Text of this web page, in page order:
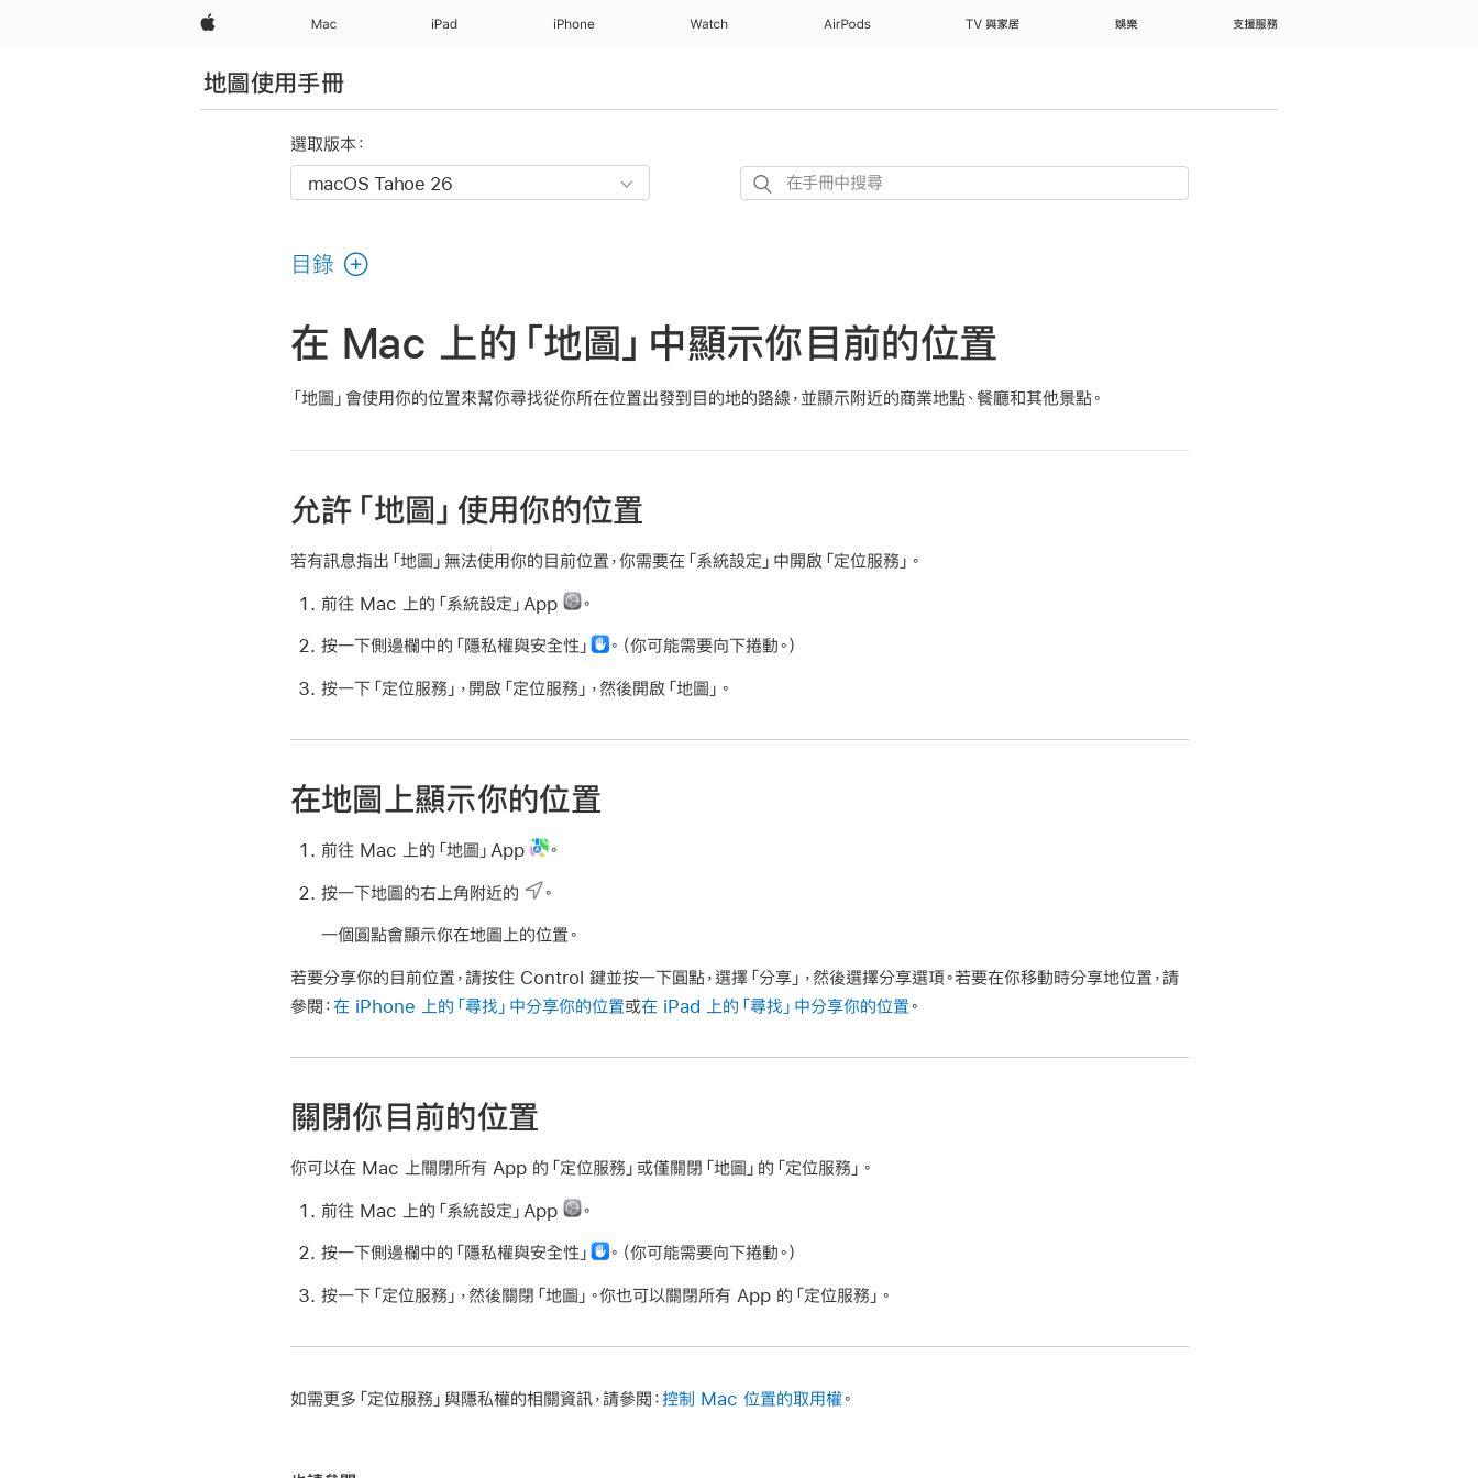
Apple Mac iPad iPhone Watch AirPods TV 與家居 娛樂 支援服務
地圖使用手冊
選取版本：
在
尋
目錄
在 Mac 上的「地圖」中顯示你目前的位置
「地圖」會使用你的位置來幫你尋找從你所在位置出發到目的地的路線，並顯示附近的商業地點、餐廳和其他景點。
允許「地圖」使用你的位置
若有訊息指出「地圖」無法使用你的目前位置，你需要在「系統設定」中開啟「定位服務」。
前往 Mac 上的「系統設定」App 。
按一下側邊欄中的「隱私權與安全性」 。（你可能需要向下捲動。）
按一下「定位服務」，開啟「定位服務」，然後開啟「地圖」。
在地圖上顯示你的位置
前往 Mac 上的「地圖」App 。
按一下地圖的右上角附近的 。
一個圓點會顯示你在地圖上的位置。
若要分享你的目前位置，請按住 Control 鍵並按一下圓點，選擇「分享」，然後選擇分享選項。若要在你移動時分享地位置，請
參閱：在 iPhone 上的「尋找」中分享你的位置或在 iPad 上的「尋找」中分享你的位置。
關閉你目前的位置
你可以在 Mac 上關閉所有 App 的「定位服務」或僅關閉「地圖」的「定位服務」。
前往 Mac 上的「系統設定」App 。
按一下側邊欄中的「隱私權與安全性」 。（你可能需要向下捲動。）
按一下「定位服務」，然後關閉「地圖」。你也可以關閉所有 App 的「定位服務」。
如需更多「定位服務」與隱私權的相關資訊，請參閱：控制 Mac 位置的取用權。